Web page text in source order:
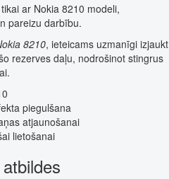
ar Nokia 8210 modeli,
pareizu darbību.
8210, ieteicams uzmanīgi izjaukt
rezerves daļu, nodrošinot stingrus
piegulšana
atjaunošanai
lietošanai